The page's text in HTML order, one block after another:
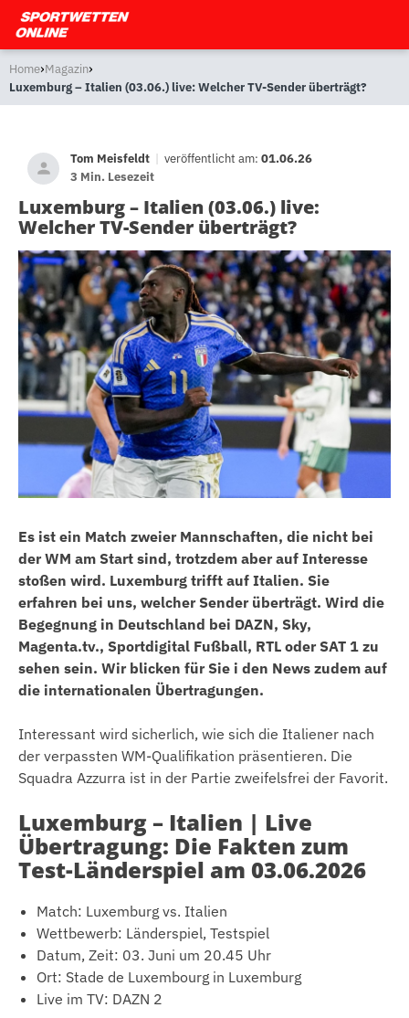
Home›Magazin›
Luxemburg – Italien (03.06.) live: Welcher TV-Sender überträgt?
Tom Meisfeldt | veröffentlicht am: 01.06.26
3 Min. Lesezeit
Luxemburg – Italien (03.06.) live:
Welcher TV-Sender überträgt?
Es ist ein Match zweier Mannschaften, die nicht bei
der WM am Start sind, trotzdem aber auf Interesse
stoßen wird. Luxemburg trifft auf Italien. Sie
erfahren bei uns, welcher Sender überträgt. Wird die
Begegnung in Deutschland bei DAZN, Sky,
Magenta.tv., Sportdigital Fußball, RTL oder SAT 1 zu
sehen sein. Wir blicken für Sie i den News zudem auf
die internationalen Übertragungen.
Interessant wird sicherlich, wie sich die Italiener nach
der verpassten WM-Qualifikation präsentieren. Die
Squadra Azzurra ist in der Partie zweifelsfrei der Favorit.
Luxemburg – Italien | Live
Übertragung: Die Fakten zum
Test-Länderspiel am 03.06.2026
Match: Luxemburg vs. Italien
Wettbewerb: Länderspiel, Testspiel
Datum, Zeit: 03. Juni um 20.45 Uhr
Ort: Stade de Luxembourg in Luxemburg
Live im TV: DAZN 2